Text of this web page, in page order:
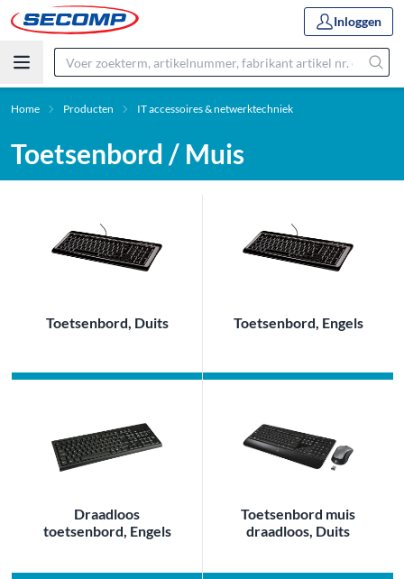
Inloggen
Home Producten IT accessoires & netwerktechniek
Toetsenbord / Muis
Toetsenbord, Duits Toetsenbord, Engels
Draadloos
toetsenbord, Engels
Toetsenbord muis
draadloos, Duits